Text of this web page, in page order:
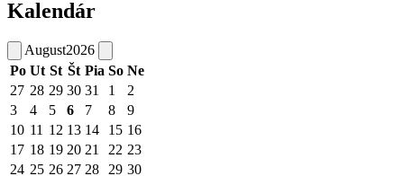
Kalendár
August2026
Po Ut St Št Pia So Ne
27 28 29 30 31 1
2
3
4 5 6 7 8
9
10 11 12 13 14 15 16
17 18 19 20 21 22 23
24 25 26 27 28 29 30